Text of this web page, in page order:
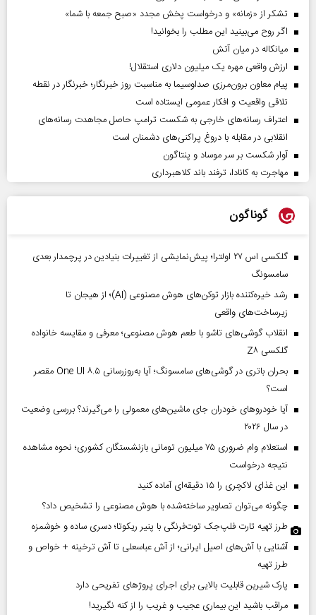
تشکر از «زمانه» و درخواست پخش مجدد «صبح جمعه با شما»
اگر روح می‌بینید این مطلب را بخوانید!
میانکاله در میان آتش
ارزش واقعی مهره یک میلیون دلاری استقلال!
پیام معاون برون‌مرزی صداوسیما به مناسبت روز خبرنگار؛ خبرنگار در نقطه
تلاقی واقعیت و افکار عمومی ایستاده است
اعتراف رسانه‌های خارجی به شکست ترامپ حاصل مجاهدت رسانه‌های
انقلابی در مقابله با دروغ پراکنی‌های دشمنان است
آوار شکست بر سر موساد و پنتاگون
مهاجرت به کانادا، ترفند باند کلاهبرداری
گوناگون
گلکسی اس ۲۷ اولترا؛ پیش‌نمایشی از تغییرات بنیادین در پرچمدار بعدی
سامسونگ
رشد خیره‌کننده بازار توکن‌های هوش مصنوعی (AI)؛ از هیجان تا
زیرساخت‌های واقعی
انقلاب گوشی‌های تاشو‌ با طعم هوش مصنوعی؛ معرفی و مقایسه خانواده
گلکسی Z۸
بحران باتری در گوشی‌های سامسونگ؛ آیا به‌روزرسانی One UI ۸.۵ مقصر
است؟
آیا خودروهای خودران جای ماشین‌های معمولی را می‌گیرند؟ بررسی وضعیت
در سال ۲۰۲۶
استعلام وام ضروری ۷۵ میلیون تومانی بازنشستگان کشوری؛ نحوه مشاهده
نتیجه درخواست
این غذای لاکچری را ۱۵ دقیقه‌ای آماده کنید
چگونه می‌توان تصاویر ساخته‌شده با هوش مصنوعی را تشخیص داد؟
طرز تهیه تارت فلپ‌جک توت‌فرنگی با پنیر ریکوتا؛ دسری ساده و خوشمزه
آشنایی با آش‌های اصیل ایرانی؛ از آش عباسعلی تا آش ترخینه + خواص و
طرز تهیه
پارک شیرین قابلیت‌ بالایی برای اجرای پروژهای تفریحی دارد
مراقب باشید این بیماری عجیب و غریب را از کنه نگیرید!